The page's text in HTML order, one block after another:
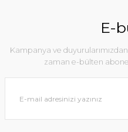
E-
Kampanya ve
zaman e-bülten